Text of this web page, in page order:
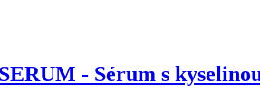
- Sérum s